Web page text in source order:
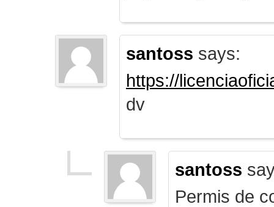
santoss says:
https://
dv
santoss
Permis de